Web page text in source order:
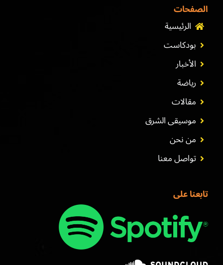
الصفحات
الرئيسية
بودكاست
الأخبار
رياضة
مقالات
موسيقى الشرق
من نحن
تواصل معنا
تابعنا على